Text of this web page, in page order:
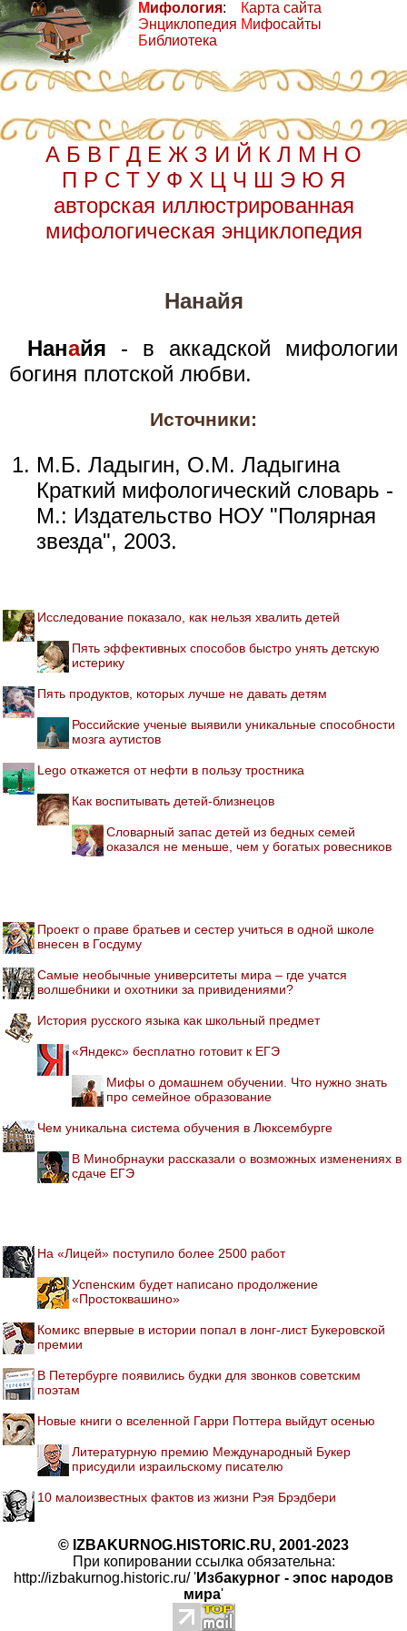
Мифология:
Энциклопедия
Библиотека
Карта сайта
Мифосайты
А Б В Г Д Е Ж З И Й К Л М Н О
П Р С Т У Ф Х Ц Ч Ш Э Ю Я
авторская иллюстрированная
мифологическая энциклопедия
Нанайя
Нанайя - в аккадской мифологии
богиня плотской любви.
Источники:
М.Б. Ладыгин, О.М. Ладыгина
Краткий мифологический словарь -
М.: Издательство НОУ "Полярная
звезда", 2003.
Исследование показало, как нельзя хвалить детей
Пять эффективных способов быстро унять детскую
истерику
Пять продуктов, которых лучше не давать детям
Российские ученые выявили уникальные способности
мозга аутистов
Lego откажется от нефти в пользу тростника
Как воспитывать детей-близнецов
Словарный запас детей из бедных семей
оказался не меньше, чем у богатых ровесников
Проект о праве братьев и сестер учиться в одной школе
внесен в Госдуму
Самые необычные университеты мира – где учатся
волшебники и охотники за привидениями?
История русского языка как школьный предмет
«Яндекс» бесплатно готовит к ЕГЭ
Мифы о домашнем обучении. Что нужно знать
про семейное образование
Чем уникальна система обучения в Люксембурге
В Минобрнауки рассказали о возможных изменениях в
сдаче ЕГЭ
На «Лицей» поступило более 2500 работ
Успенским будет написано продолжение
«Простоквашино»
Комикс впервые в истории попал в лонг-лист Букеровской
премии
В Петербурге появились будки для звонков советским
поэтам
Новые книги о вселенной Гарри Поттера выйдут осенью
Литературную премию Международный Букер
присудили израильскому писателю
10 малоизвестных фактов из жизни Рэя Брэдбери
© IZBAKURNOG.HISTORIC.RU, 2001-2023
При копировании ссылка обязательна:
http://izbakurnog.historic.ru/ 'Избакурног - эпос народов
мира'